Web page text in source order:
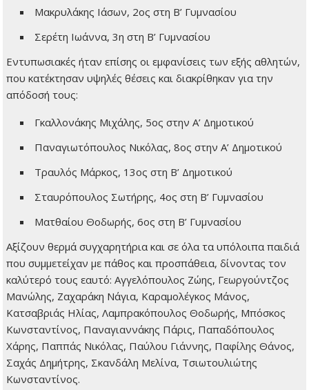
Μακρυλάκης Ιάσων, 2ος στη Β’ Γυμνασίου
Σερέτη Ιωάννα, 3η στη Β’ Γυμνασίου
Εντυπωσιακές ήταν επίσης οι εμφανίσεις των εξής αθλητών,
που κατέκτησαν υψηλές θέσεις και διακρίθηκαν για την
απόδοσή τους:
Γκαλλονάκης Μιχάλης, 5ος στην Α’ Δημοτικού
Παναγιωτόπουλος Νικόλας, 8ος στην Α’ Δημοτικού
Τραυλός Μάρκος, 13ος στη Β’ Δημοτικού
Σταυρόπουλος Σωτήρης, 4ος στη Β’ Γυμνασίου
Ματθαίου Θοδωρής, 6ος στη Β’ Γυμνασίου
Αξίζουν θερμά συγχαρητήρια και σε όλα τα υπόλοιπα παιδιά
που συμμετείχαν με πάθος και προσπάθεια, δίνοντας τον
καλύτερό τους εαυτό: Αγγελόπουλος Ζώης, Γεωργούντζος
Μανώλης, Ζαχαράκη Νάγια, Καραμολέγκος Μάνος,
Κατσαβριάς Ηλίας, Λαμπρακόπουλος Θοδωρής, Μπόσκος
Κωνσταντίνος, Παναγιαννάκης Πάρις, Παπαδόπουλος
Χάρης, Παππάς Νικόλας, Παύλου Γιάννης, Παφίλης Θάνος,
Σαχάς Δημήτρης, Σκανδάλη Μελίνα, Τσιωτουλιώτης
Κωνσταντίνος.